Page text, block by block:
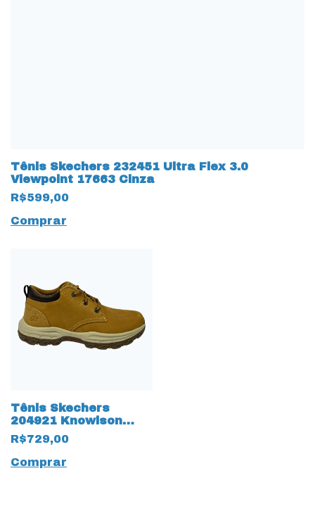
Tênis Skechers 232451 Ultra Flex 3.0
Viewpoint 17663 Cinza
R$599,00
Comprar
Tênis Skechers
204921 Knowlson
Ramhurst Trekking
17303 Caramelo
R$729,00
Comprar